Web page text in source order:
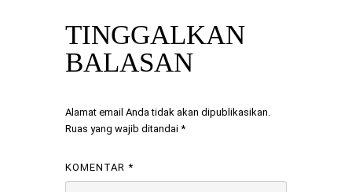
TINGGALKAN
BALASAN
Alamat email Anda tidak akan dipublikasikan.
Ruas yang wajib ditandai *
KOMENTAR *